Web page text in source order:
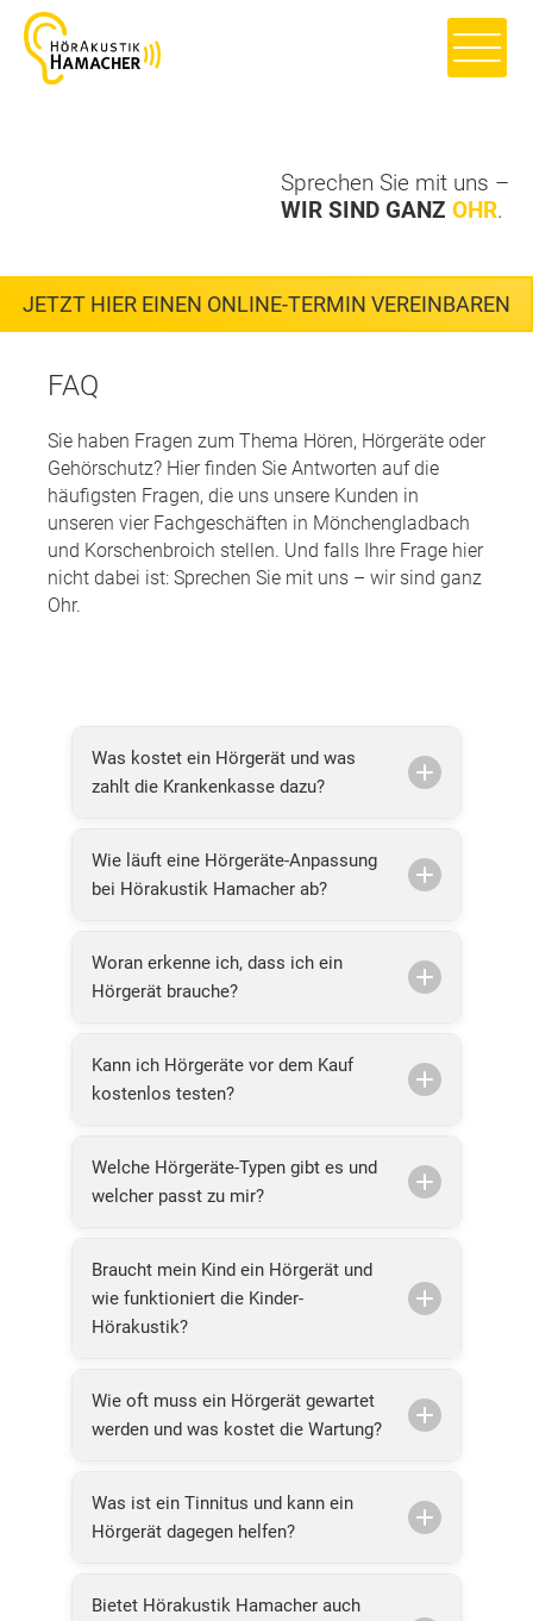
Sprechen Sie mit uns –
WIR SIND GANZ OHR.
JETZT HIER EINEN ONLINE-TERMIN VEREINBAREN
FAQ
Sie haben Fragen zum Thema Hören, Hörgeräte oder
Gehörschutz? Hier finden Sie Antworten auf die
häufigsten Fragen, die uns unsere Kunden in
unseren vier Fachgeschäften in Mönchengladbach
und Korschenbroich stellen. Und falls Ihre Frage hier
nicht dabei ist: Sprechen Sie mit uns – wir sind ganz
Ohr.
Was kostet ein Hörgerät und was
zahlt die Krankenkasse dazu?
Wie läuft eine Hörgeräte-Anpassung
bei Hörakustik Hamacher ab?
Woran erkenne ich, dass ich ein
Hörgerät brauche?
Kann ich Hörgeräte vor dem Kauf
kostenlos testen?
Welche Hörgeräte-Typen gibt es und
welcher passt zu mir?
Braucht mein Kind ein Hörgerät und
wie funktioniert die Kinder-
Hörakustik?
Wie oft muss ein Hörgerät gewartet
werden und was kostet die Wartung?
Was ist ein Tinnitus und kann ein
Hörgerät dagegen helfen?
Bietet Hörakustik Hamacher auch